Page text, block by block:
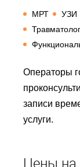
МРТ УЗИ
Операторы
записи
услуги.
Цены на